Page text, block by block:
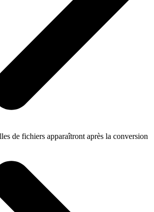
de fichiers apparaîtront après la conversion